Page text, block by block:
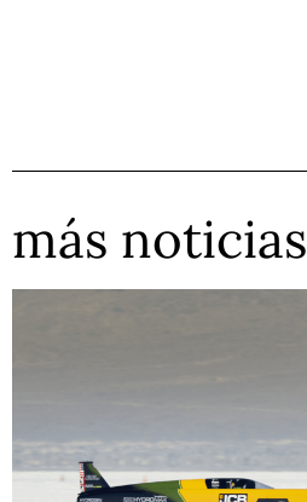
más noticias